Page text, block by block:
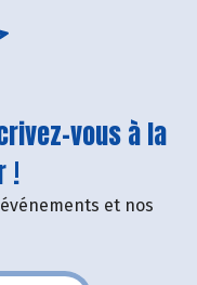
vous à la
!
et nos